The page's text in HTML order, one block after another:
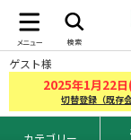
ゲスト様
2025年1月22
切替登録（既存